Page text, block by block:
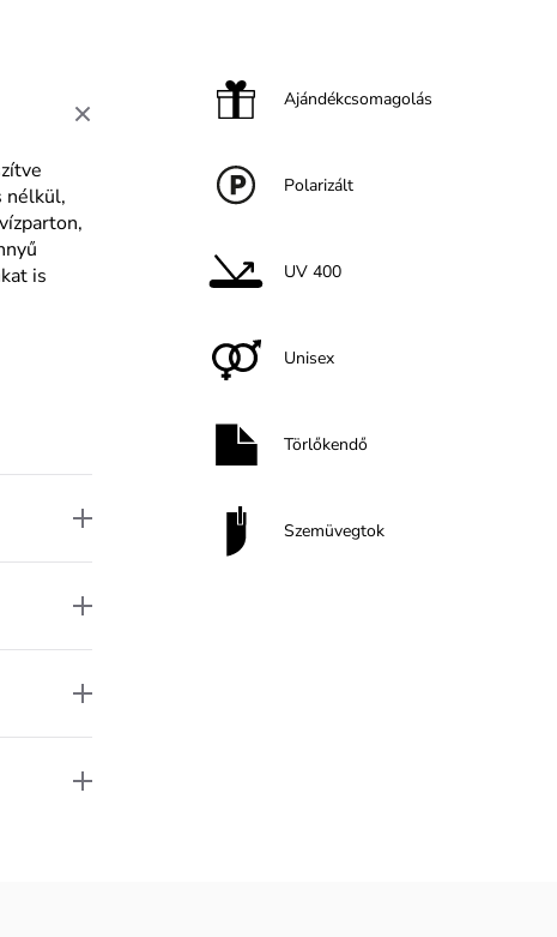
nélkül,
is
Ajándékcsomagolás
Polarizált
UV 400
Unisex
Törlőkendő
Szemüvegtok